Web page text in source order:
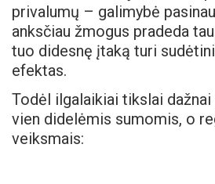
privalumų – galimybė
anksčiau žmogus pradeda
tuo didesnę įtaką turi
efektas.
Todėl ilgalaikiai tikslai
vien didelėmis sumomis, o
veiksmais: